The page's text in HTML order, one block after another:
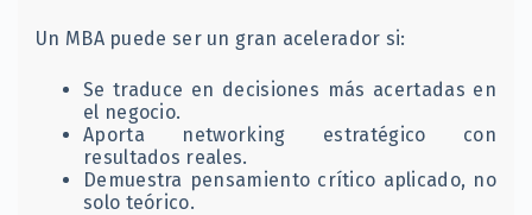
Un MBA puede ser un gran acelerador si:
Se traduce en decisiones más acertadas en
el negocio.
Aporta networking estratégico con
resultados reales.
Demuestra pensamiento crítico aplicado, no
solo teórico.